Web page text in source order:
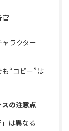
官
ラクター
“コピー”は
の注意点
は異なる